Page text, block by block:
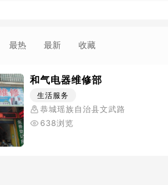
最热 最新 收藏
和气电器维修部
生活服务
恭城瑶族自治县文武路
638浏览